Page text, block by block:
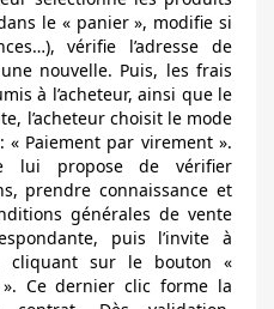
le « panier », modifie si
vérifie l’adresse de
nouvelle. Puis, les frais
à l’acheteur, ainsi que le
l’acheteur choisit le mode
Paiement par virement ».
lui propose de vérifier
prendre connaissance et
générales de vente
puis l’invite à
cliquant sur le bouton «
Ce dernier clic forme la